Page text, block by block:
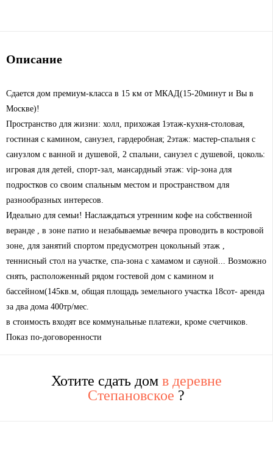
Описание
Сдается дом премиум-класса в 15 км от МКАД(15-20минут и Вы в
Москве)!
Пространство для жизни: холл, прихожая 1этаж-кухня-столовая,
гостиная с камином, санузел, гардеробная; 2этаж: мастер-спальня с
санузлом с ванной и душевой, 2 спальни, санузел с душевой, цоколь:
игровая для детей, спорт-зал, мансардный этаж: viр-зона для
подростков со своим спальным местом и пространством для
разнообразных интересов.
Идеально для семьи! Наслаждаться утренним кофе на собственной
веранде , в зоне патио и незабываемые вечера проводить в костровой
зоне, для занятий спортом предусмотрен цокольный этаж ,
теннисный стол на участке, спа-зона с хамамом и сауной... Возможно
снять, расположенный рядом гостевой дом с камином и
бассейном(145кв.м, общая площадь земельного участка 18сот- аренда
за два дома 400тр/мес.
в стоимость входят все коммунальные платежи, кроме счетчиков.
Показ по-договоренности
Хотите сдать дом в деревне
Степановское ?